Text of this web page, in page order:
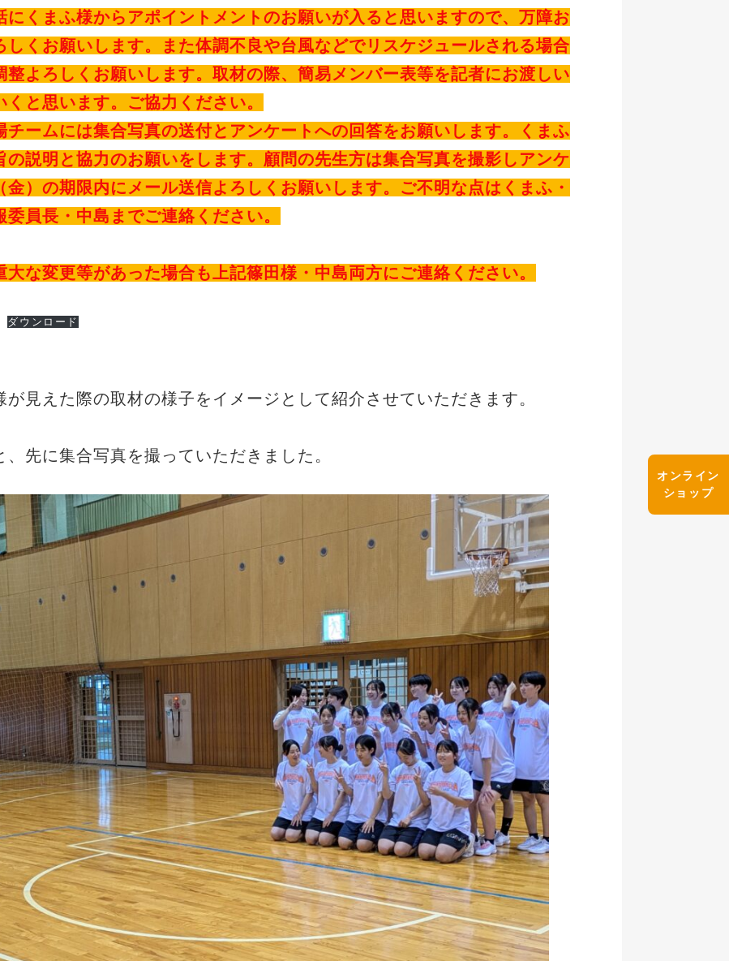
オンライン
ショップ
にくまふ様からアポイントメントのお願いが入ると思いますので、万障お
くお願いします。また体調不良や台風などでリスケジュールされる場合
整よろしくお願いします。取材の際、簡易メンバー表等を記者にお渡しい
と思います。ご協力ください。
チームには集合写真の送付とアンケートへの回答をお願いします。くまふ
説明と協力のお願いをします。顧問の先生方は集合写真を撮影しアンケ
）の期限内にメール送信よろしくお願いします。ご不明な点はくまふ・
員長・中島までご連絡ください。
な変更等があった場合も上記篠田様・中島両方にご連絡ください。
ダウンロード
が見えた際の取材の様子をイメージとして紹介させていただきます。
先に集合写真を撮っていただきました。